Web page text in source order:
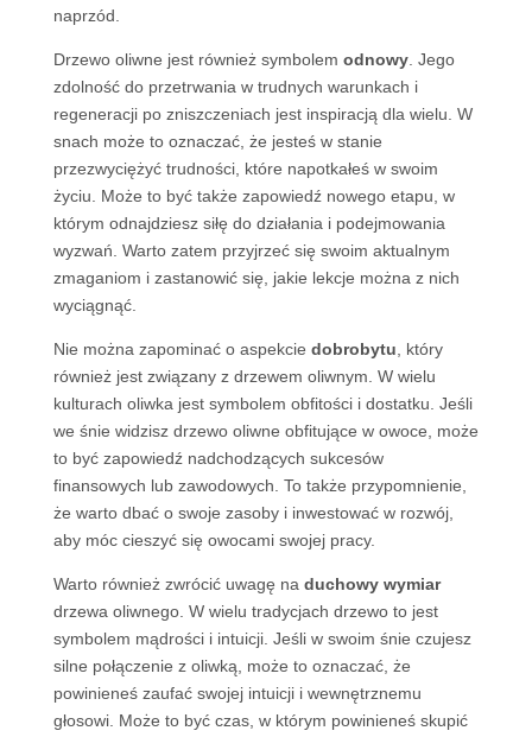
naprzód.
Drzewo oliwne jest również symbolem odnowy. Jego
zdolność do przetrwania w trudnych warunkach i
regeneracji po zniszczeniach jest inspiracją dla wielu. W
snach może to oznaczać, że jesteś w stanie
przezwyciężyć trudności, które napotkałeś w swoim
życiu. Może to być także zapowiedź nowego etapu, w
którym odnajdziesz siłę do działania i podejmowania
wyzwań. Warto zatem przyjrzeć się swoim aktualnym
zmaganiom i zastanowić się, jakie lekcje można z nich
wyciągnąć.
Nie można zapominać o aspekcie dobrobytu , który
również jest związany z drzewem oliwnym. W wielu
kulturach oliwka jest symbolem obfitości i dostatku. Jeśli
we śnie widzisz drzewo oliwne obfitujące w owoce, może
to być zapowiedź nadchodzących sukcesów
finansowych lub zawodowych. To także przypomnienie,
że warto dbać o swoje zasoby i inwestować w rozwój,
aby móc cieszyć się owocami swojej pracy.
Warto również zwrócić uwagę na duchowy wymiar
drzewa oliwnego. W wielu tradycjach drzewo to jest
symbolem mądrości i intuicji. Jeśli w swoim śnie czujesz
silne połączenie z oliwką, może to oznaczać, że
powinieneś zaufać swojej intuicji i wewnętrznemu
głosowi. Może to być czas, w którym powinieneś skupić